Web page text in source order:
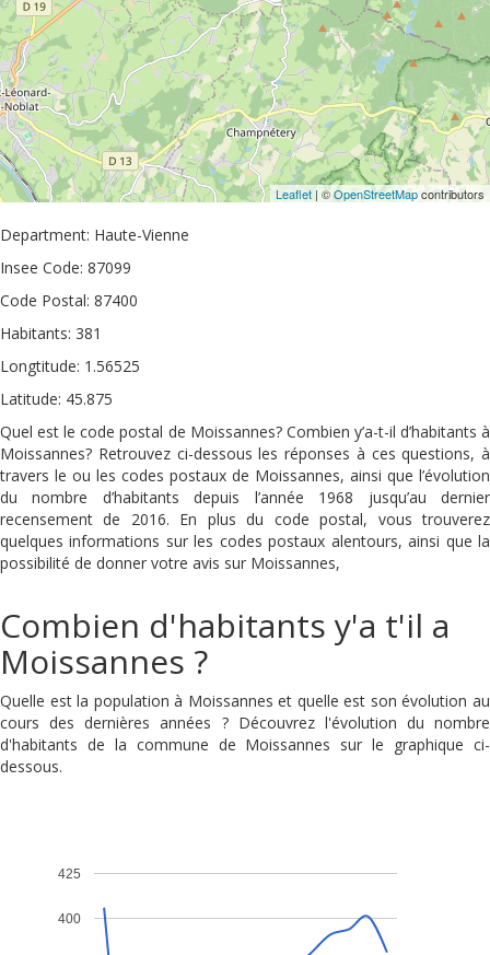
Leaflet | ©OpenStreetMapcontributors
Department: Haute-Vienne
Insee Code: 87099
Code Postal: 87400
Habitants: 381
Longtitude: 1.56525
Latitude: 45.875
Quel est le code postal de Moissannes? Combien y’a-t-il d’habitants à
Moissannes? Retrouvez ci-dessous les réponses à ces questions, à
travers le ou les codes postaux de Moissannes, ainsi que l’évolution
du nombre d’habitants depuis l’année 1968 jusqu’au dernier
recensement de 2016. En plus du code postal, vous trouverez
quelques informations sur les codes postaux alentours, ainsi que la
possibilité de donner votre avis sur Moissannes,
Combien d'habitants y'a t'il a
Moissannes ?
Quelle est la population à Moissannes et quelle est son évolution au
cours des dernières années ? Découvrez l'évolution du nombre
d'habitants de la commune de Moissannes sur le graphique ci-
dessous.
400
425